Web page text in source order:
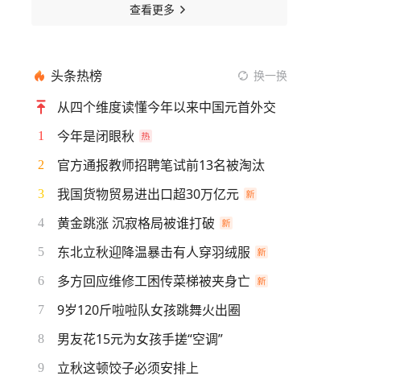
查看更多
头条热榜 换一换
从四个维度读懂今年以来中国元首外交
1 今年是闭眼秋
2 官方通报教师招聘笔试前13名被淘汰
3 我国货物贸易进出口超30万亿元
4 黄金跳涨 沉寂格局被谁打破
5 东北立秋迎降温暴击有人穿羽绒服
6 多方回应维修工困传菜梯被夹身亡
7 9岁120斤啦啦队女孩跳舞火出圈
8 男友花15元为女孩手搓“空调”
9 立秋这顿饺子必须安排上